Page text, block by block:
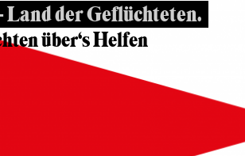
der Geflüchteten.
über‘s Helfen